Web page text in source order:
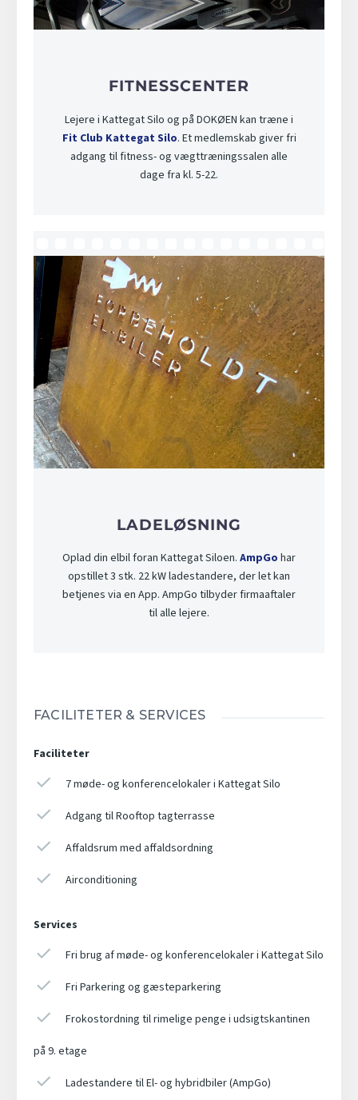
FITNESSCENTER
Lejere i Kattegat Silo og på DOKØEN kan træne i
Fit Club Kattegat Silo. Et medlemskab giver fri
adgang til fitness- og vægttræningssalen alle
dage fra kl. 5-22.
LADELØSNING
Oplad din elbil foran Kattegat Siloen. AmpGo har
opstillet 3 stk. 22 kW ladestandere, der let kan
betjenes via en App. AmpGo tilbyder firmaaftaler
til alle lejere.
FACILITETER & SERVICES
Faciliteter
7 møde- og konferencelokaler i Kattegat Silo
Adgang til Rooftop tagterrasse
Affaldsrum med affaldsordning
Airconditioning
Services
Fri brug af møde- og konferencelokaler i Kattegat Silo
Fri Parkering og gæsteparkering
Frokostordning til rimelige penge i udsigtskantinen
på 9. etage
Ladestandere til El- og hybridbiler (AmpGo)